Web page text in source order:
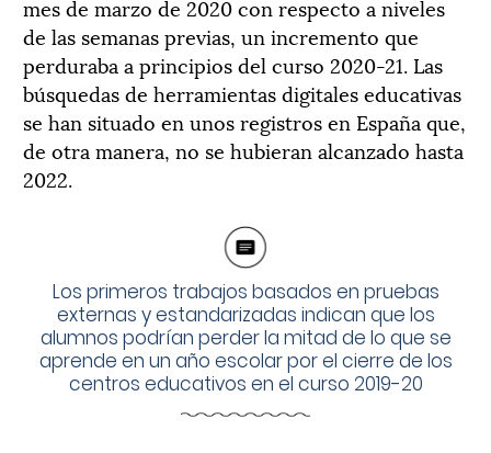
mes de marzo de 2020 con respecto a ni­veles
de las semanas previas, un incremento que
perduraba a prin­cipios del curso 2020-21. Las
búsquedas de herramientas digitales educativas
se han situado en unos registros en España que,
de otra manera, no se hubieran alcanzado hasta
2022.
Los primeros trabajos basados en prue­bas
externas y estandarizadas indican que los
alumnos podrían per­der la mitad de lo que se
aprende en un año escolar por el cierre de los
centros educativos en el curso 2019-20